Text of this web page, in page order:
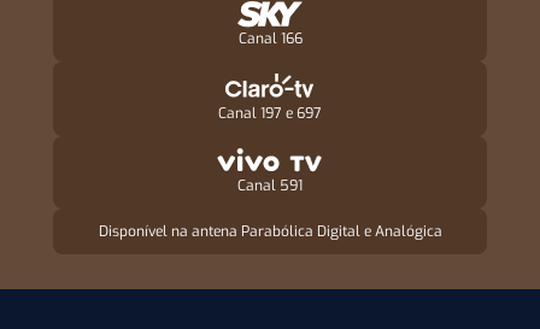
Canal 166
Canal 197 e 697
Canal 591
Disponível na antena Parabólica Digital e Analógica